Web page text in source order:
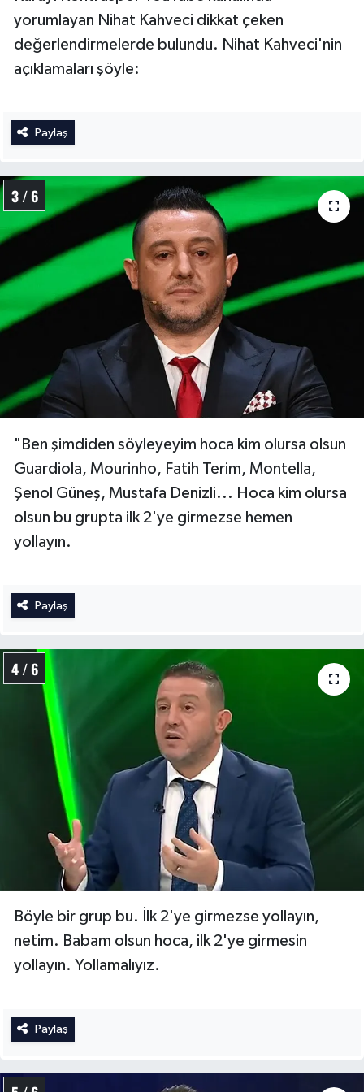
yorumlayan Nihat Kahveci dikkat çeken
değerlendirmelerde bulundu. Nihat Kahveci'nin
açıklamaları şöyle:
Paylaş
3 / 6
"Ben şimdiden söyleyeyim hoca kim olursa olsun
Guardiola, Mourinho, Fatih Terim, Montella,
Şenol Güneş, Mustafa Denizli... Hoca kim olursa
olsun bu grupta ilk 2'ye girmezse hemen
yollayın.
Paylaş
4 / 6
Böyle bir grup bu. İlk 2'ye girmezse yollayın,
netim. Babam olsun hoca, ilk 2'ye girmesin
yollayın. Yollamalıyız.
Paylaş